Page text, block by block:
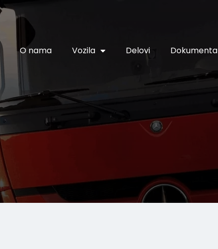
O nama Vozila Delovi Dokumenta